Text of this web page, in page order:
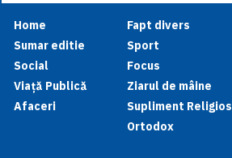
Home
Sumar editie
Social
Viață Publică
Afaceri
Fapt divers
Sport
Focus
Ziarul de mâine
Supliment Religios
Ortodox